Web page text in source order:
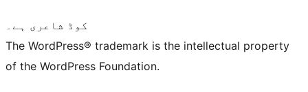
کوڈ شاعری ہے۔
The WordPress® trademark is the intellectual property
of the WordPress Foundation.